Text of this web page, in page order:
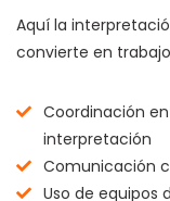
Aquí la
convierte en
Coordinación
interpretación
Comunicación
Uso de equipos